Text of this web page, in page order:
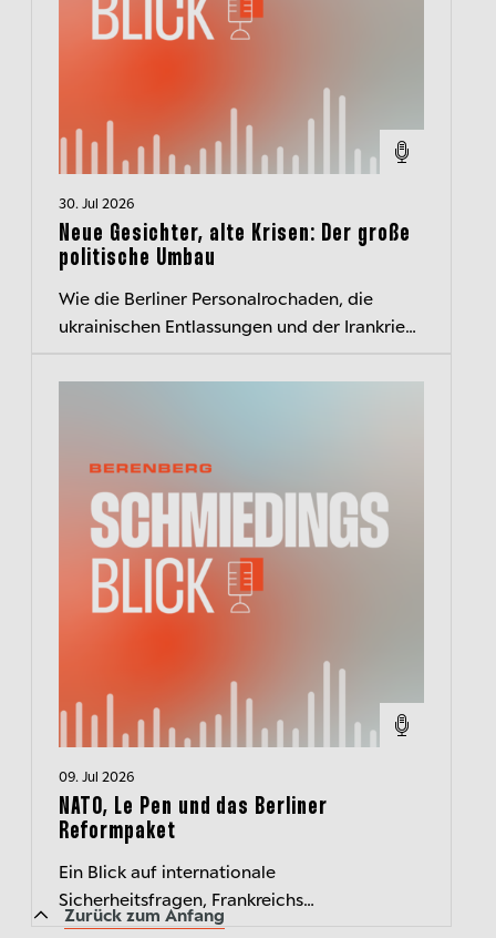
30. Jul 2026
Neue Gesichter, alte Krisen: Der große
politische Umbau
Wie die Berliner Personalrochaden, die
ukrainischen Entlassungen und der Irankrieg
09. Jul 2026
NATO, Le Pen und das Berliner
Reformpaket
Ein Blick auf internationale
Sicherheitsfragen, Frankreichs
Rechtspopulisten und das Ringen um
Zurück zum Anfang